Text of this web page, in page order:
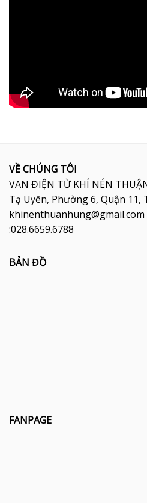
VỀ CHÚNG TÔI
VAN ĐIỆN TỪ KHÍ NÉN
Tạ Uyên, Phường 6, Quận 11,
khinenthuanhung@gmail.com
:028.6659.6788
BẢN ĐỒ
FANPAGE